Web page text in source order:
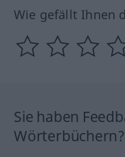
Wie gefällt Ihnen
Sie haben
Wörterbüchern?